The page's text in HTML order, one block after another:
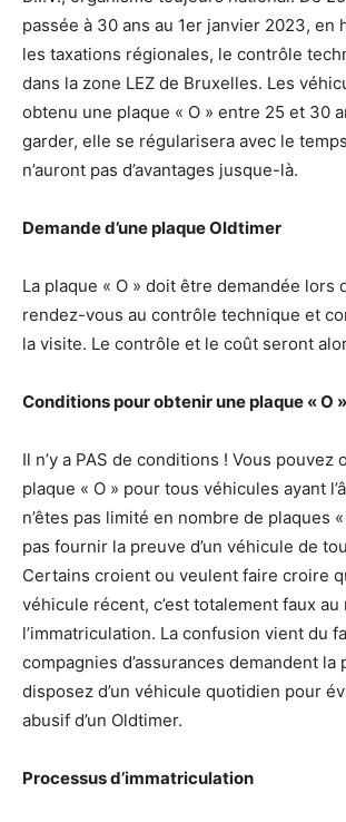
passée à 30 ans au 1er janvier 2023, en
les taxations régionales, le contrôle
dans la zone LEZ de Bruxelles. Les
obtenu une plaque « O » entre 25 et 30
garder, elle se régularisera avec le
n’auront pas d’avantages jusque-là.
Demande d’une plaque Oldtimer
La plaque « O » doit être demandée lors
rendez-vous au contrôle technique et
la visite. Le contrôle et le coût seront
Conditions pour obtenir une plaque « O »
Il n’y a PAS de conditions ! Vous pouvez
plaque « O » pour tous véhicules ayant
n’êtes pas limité en nombre de plaques
pas fournir la preuve d’un véhicule de
Certains croient ou veulent faire croire
véhicule récent, c’est totalement faux au
l’immatriculation. La confusion vient du
compagnies d’assurances demandent la
disposez d’un véhicule quotidien pour
abusif d’un Oldtimer.
Processus d’immatriculation